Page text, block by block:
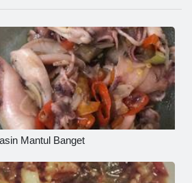
Mantul Banget